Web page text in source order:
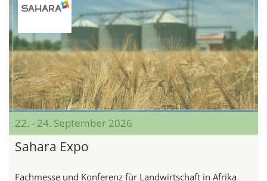
22. - 24. September 2026
Sahara Expo
Fachmesse und Konferenz für Landwirtschaft in Afrika